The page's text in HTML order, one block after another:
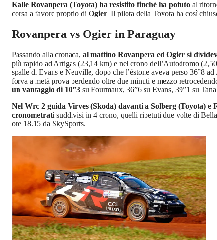
Kalle Rovanpera (Toyota) ha resistito finché ha potuto al
corsa a favore proprio di Ogier. Il pilota della Toyota ha così
Rovanpera vs Ogier in Paraguay
Passando alla cronaca, al mattino Rovanpera ed Ogier si
più rapido ad Artigas (23,14 km) e nel crono dell’Autodromo
spalle di Evans e Neuville, dopo che l’éstone aveva perso 36”8
forva a metà prova perdendo oltre due minuti e mezzo
un vantaggio di 10”3 su Fourmaux, 36”6 su Evans, 39”1 su
Nel Wrc 2 guida Virves (Skoda) davanti a Solberg (Toyota) e
cronometrati suddivisi in 4 crono, quelli ripetuti due volte di
ore 18.15 da SkySports.